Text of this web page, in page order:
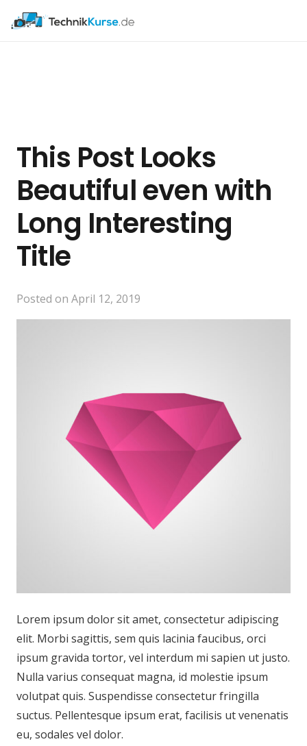
This Post Looks
Beautiful even with
Long Interesting
Title
Posted on April 12, 2019
Lorem ipsum dolor sit amet, consectetur adipiscing
elit. Morbi sagittis, sem quis lacinia faucibus, orci
ipsum gravida tortor, vel interdum mi sapien ut justo.
Nulla varius consequat magna, id molestie ipsum
volutpat quis. Suspendisse consectetur fringilla
suctus. Pellentesque ipsum erat, facilisis ut venenatis
eu, sodales vel dolor.